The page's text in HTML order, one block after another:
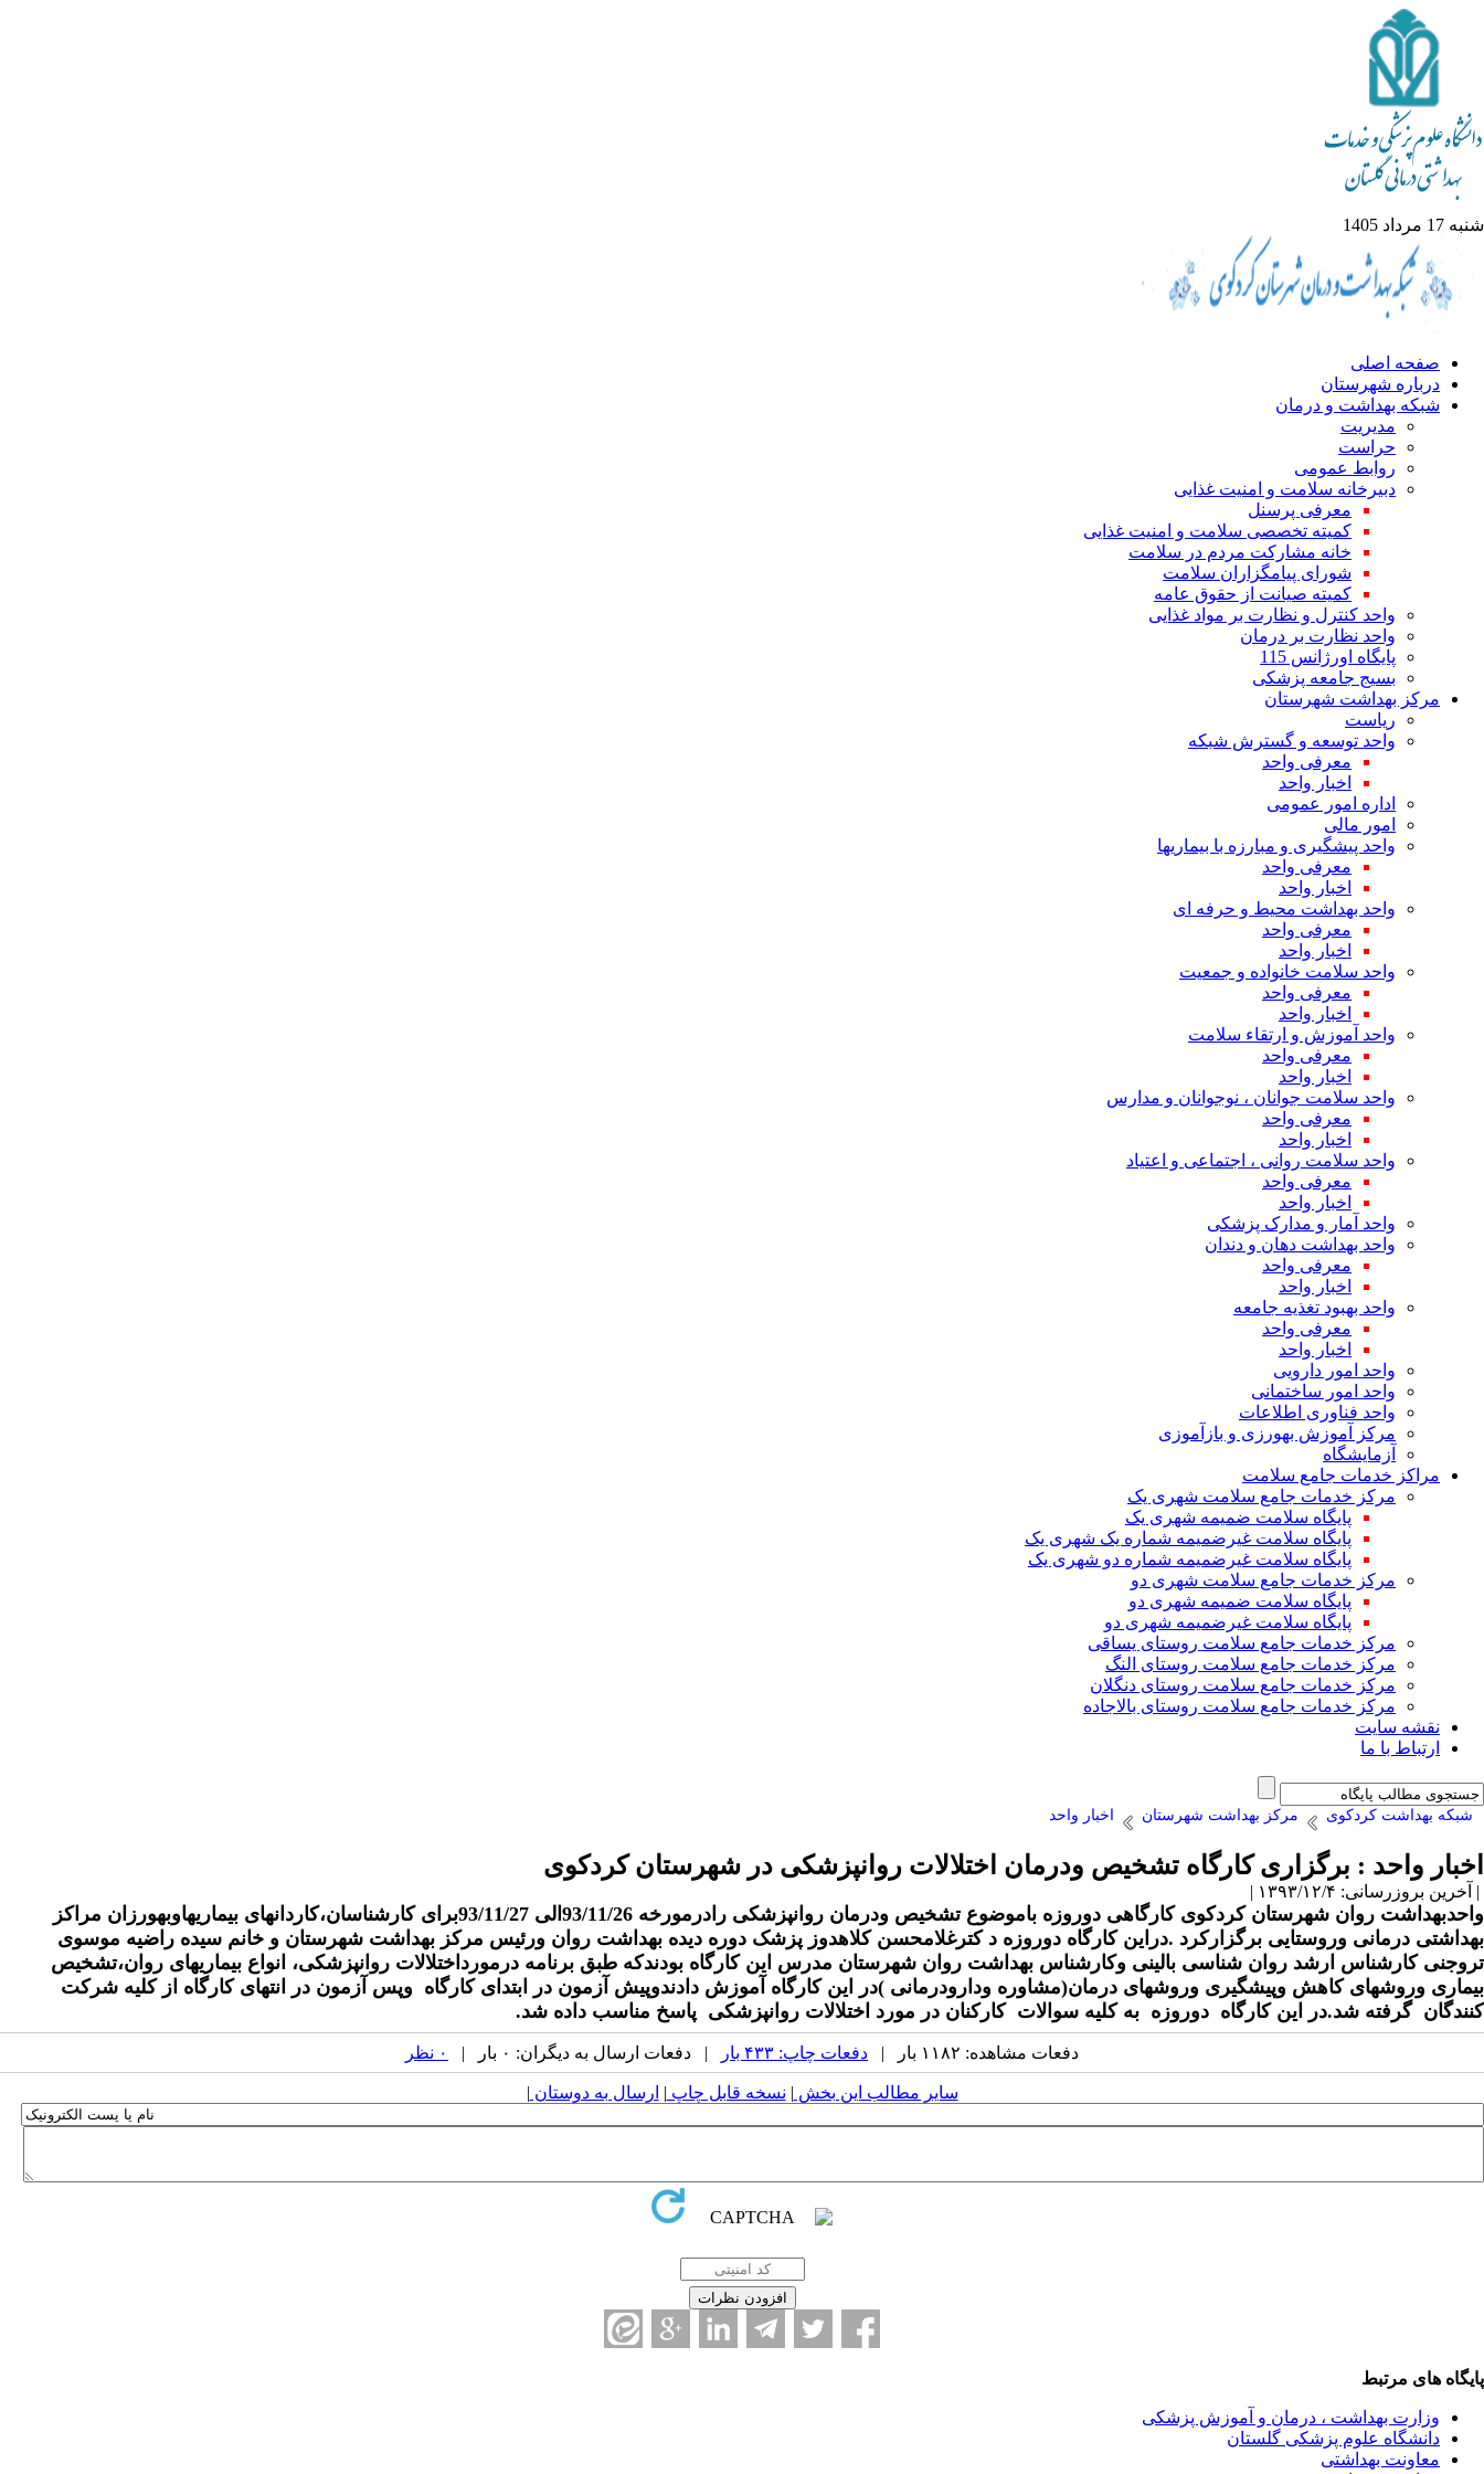
شنبه 17 مرداد 1405
صفحه اصلی
درباره شهرستان
شبکه بهداشت و درمان
مدیریت
حراست
روابط عمومی
دبیرخانه سلامت و امنیت غذایی
معرفی پرسنل
کمیته تخصصی سلامت و امنیت غذایی
خانه مشارکت مردم در سلامت
شورای پیامگزاران سلامت
کمیته صیانت از حقوق عامه
واحد کنترل و نظارت بر مواد غذایی
واحد نظارت بر درمان
پایگاه اورژانس 115
بسیج جامعه پزشکی
مرکز بهداشت شهرستان
ریاست
واحد توسعه و گسترش شبکه
معرفی واحد
اخبار واحد
اداره امور عمومی
امور مالی
واحد پیشگیری و مبارزه با بیماریها
معرفی واحد
اخبار واحد
واحد بهداشت محیط و حرفه ای
معرفی واحد
اخبار واحد
واحد سلامت خانواده و جمعیت
معرفی واحد
اخبار واحد
واحد آموزش و ارتقاء سلامت
معرفی واحد
اخبار واحد
واحد سلامت جوانان ، نوجوانان و مدارس
معرفی واحد
اخبار واحد
واحد سلامت روانی ، اجتماعی و اعتیاد
معرفی واحد
اخبار واحد
واحد آمار و مدارک پزشکی
واحد بهداشت دهان و دندان
معرفی واحد
اخبار واحد
واحد بهبود تغذیه جامعه
معرفی واحد
اخبار واحد
واحد امور دارویی
واحد امور ساختمانی
واحد فناوری اطلاعات
مرکز آموزش بهورزی و بازآموزی
آزمایشگاه
مراکز خدمات جامع سلامت
مرکز خدمات جامع سلامت شهری یک
پایگاه سلامت ضمیمه شهری یک
پایگاه سلامت غیرضمیمه شماره یک شهری یک
پایگاه سلامت غیرضمیمه شماره دو شهری یک
مرکز خدمات جامع سلامت شهری دو
پایگاه سلامت ضمیمه شهری دو
پایگاه سلامت غیرضمیمه شهری دو
مرکز خدمات جامع سلامت روستای یساقی
مرکز خدمات جامع سلامت روستای النگ
مرکز خدمات جامع سلامت روستای دنگلان
مرکز خدمات جامع سلامت روستای بالاجاده
نقشه سایت
ارتباط با ما
شبکه بهداشت کردکوی مرکز بهداشت شهرستان اخبار واحد
اخبار واحد : برگزاری کارگاه تشخیص ودرمان اختلالات روانپزشکی در شهرستان کردکوی
| آخرین بروزرسانی: ۱۳۹۳/۱۲/۴ |
واحدبهداشت روان شهرستان کردکوی کارگاهی دوروزه باموضوع تشخیص ودرمان روانپزشکی رادرمورخه 93/11/26الی 93/11/27برای کارشناسان،کاردانهای بیماریهاوبهورزان مراکز
بهداشتی درمانی وروستایی برگزارکرد .دراین کارگاه دوروزه د کترغلامحسن کلاهدوز پزشک دوره دیده بهداشت روان ورئیس مرکز بهداشت شهرستان و خانم سیده راضیه موسوی
تروجنی کارشناس ارشد روان شناسی بالینی وکارشناس بهداشت روان شهرستان مدرس این کارگاه بودندکه طبق برنامه درمورداختلالات روانپزشکی، انواع بیماریهای روان،تشخیص
بیماری وروشهای کاهش وپیشگیری وروشهای درمان(مشاوره ودارودرمانی )در این کارگاه آموزش دادندوپیش آزمون در ابتدای کارگاه وپس آزمون در انتهای کارگاه از کلیه شرکت
کنندگان گرفته شد.در این کارگاه دوروزه به کلیه سوالات کارکنان در مورد اختلالات روانپزشکی پاسخ مناسب داده شد.
دفعات مشاهده: ۱۱۸۲ بار | دفعات چاپ: ۴۳۳ بار | دفعات ارسال به دیگران: ۰ بار | ۰ نظر
سایر مطالب این بخش | نسخه قابل چاپ | ارسال به دوستان |
پایگاه های مرتبط
وزارت بهداشت ، درمان و آموزش پزشکی
دانشگاه علوم پزشکی گلستان
معاونت بهداشتی